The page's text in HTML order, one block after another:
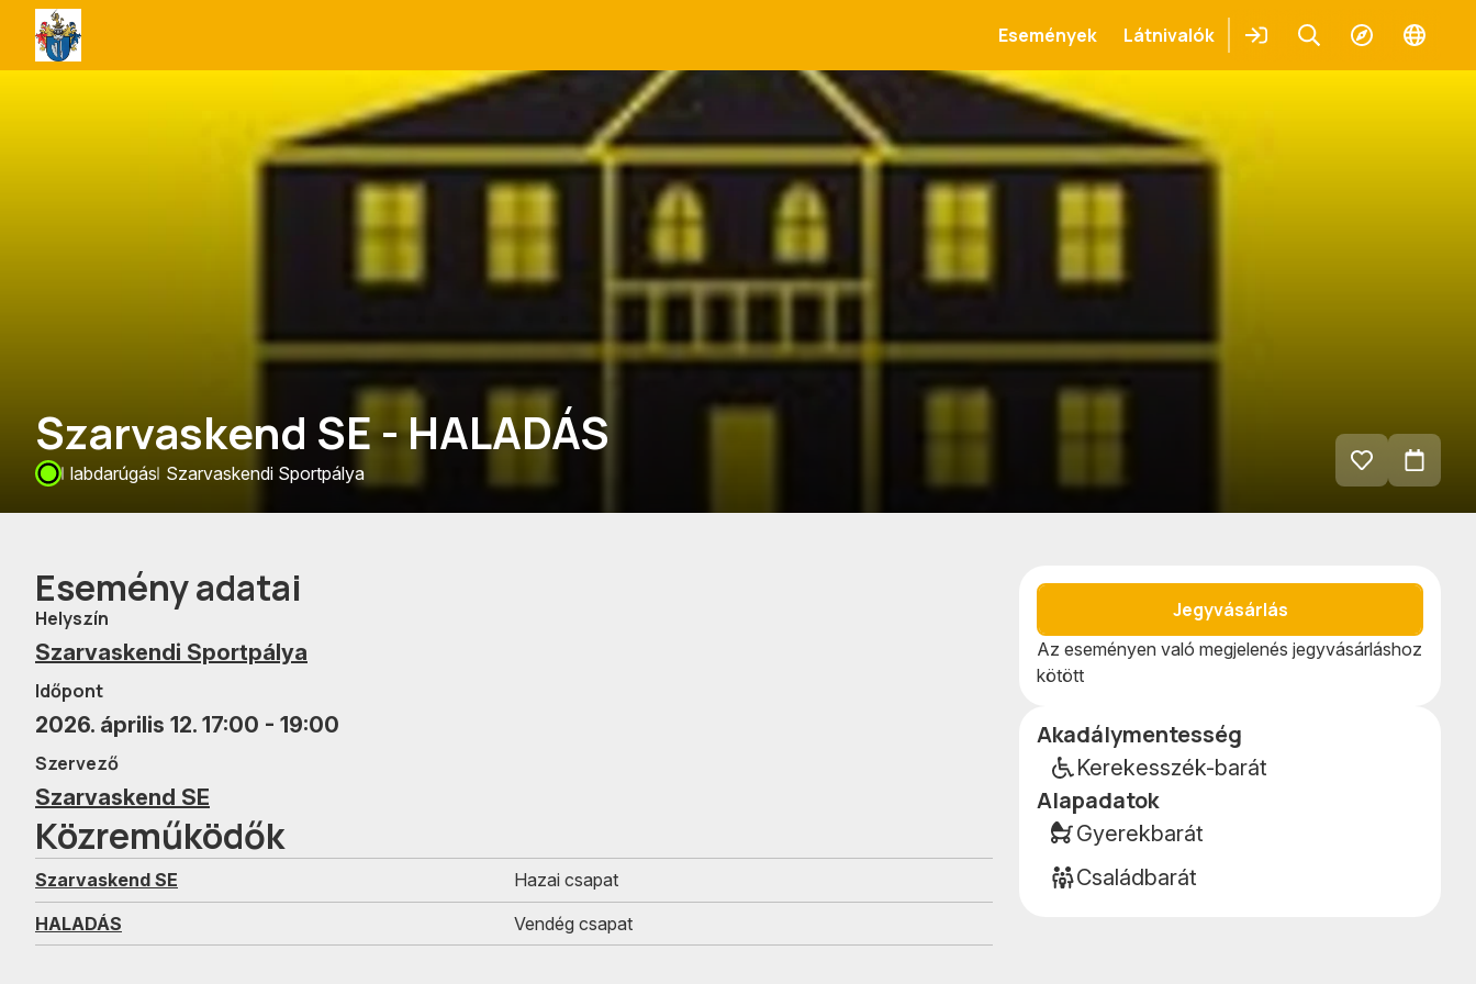
Szarvaskend
Események Látnivalók
BelépésKeresésFelfedezés
Change
Szarvaskend SE - HALADÁS
labdarúgás Szarvaskendi Sportpálya
adom
Esemény adatai
Helyszín
Szarvaskendi Sportpálya
Időpont
2026. április 12. 17:00 - 19:00
Szervező
Szarvaskend SE
Közreműködők
Szarvaskend SE
Hazai csapat
HALADÁS
Vendég csapat
Jegyvásárlás
Az eseményen való megjelenés jegyvásárláshoz
kötött
Esemény
részletei
Akadálymentesség
Kerekesszék-barát
Alapadatok
Gyerekbarát
Családbarát